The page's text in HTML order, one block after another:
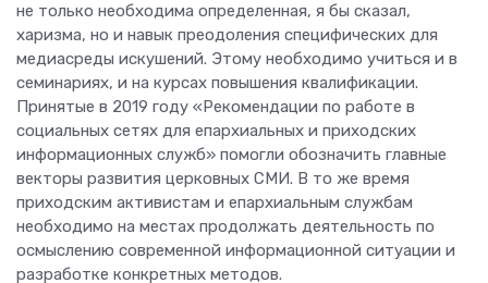
не только необходима определенная, я бы сказал,
харизма, но и навык преодоления специфических для
медиасреды искушений. Этому необходимо учиться и в
семинариях, и на курсах повышения квалификации.
Принятые в 2019 году «Рекомендации по работе в
социальных сетях для епархиальных и приходских
информационных служб» помогли обозначить главные
векторы развития церковных СМИ. В то же время
приходским активистам и епархиальным службам
необходимо на местах продолжать деятельность по
осмыслению современной информационной ситуации и
разработке конкретных методов.